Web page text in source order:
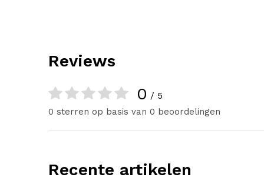
Reviews
0 / 5
0 sterren op basis van 0 beoordelingen
Recente artikelen